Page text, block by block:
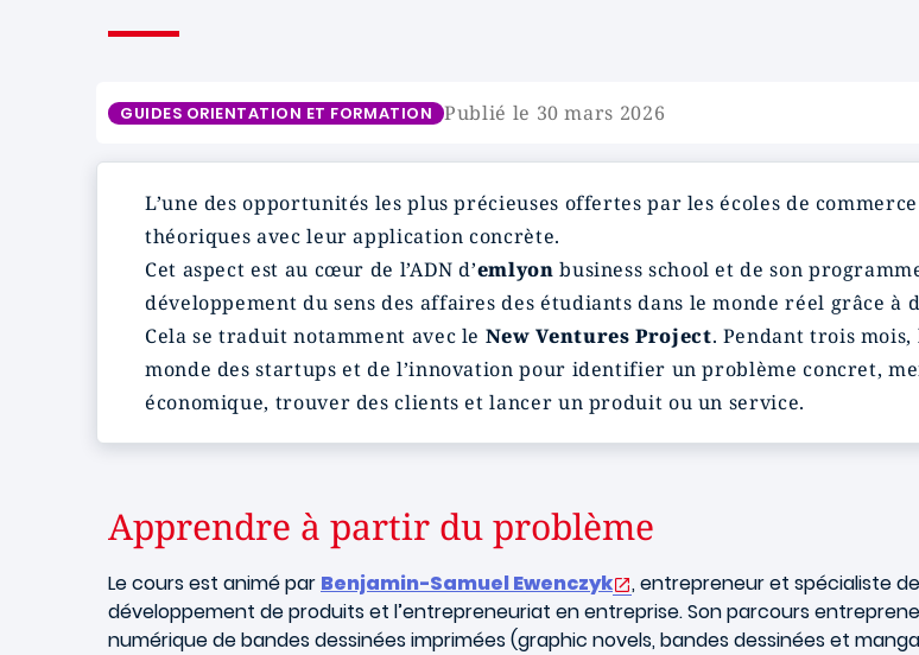
GUIDES ORIENTATION ET FORMATION Publié le 30 mars 2026
L’une des opportunités les plus précieuses offertes par les écoles de
théoriques avec leur application concrète.
Cet aspect est au cœur de l’ADN d’emlyon business school et de son
développement du sens des affaires des étudiants dans le monde réel grâce à
Cela se traduit notamment avec le New Ventures Project. Pendant trois
monde des startups et de l’innovation pour identifier un problème concret,
économique, trouver des clients et lancer un produit ou un service.
Apprendre à partir du problème
Le cours est animé par Benjamin-Samuel Ewenczyk
, entrepreneur et spécialiste
développement de produits et l’entrepreneuriat en entreprise. Son parcours
numérique de bandes dessinées imprimées (graphic novels, bandes dessinées et